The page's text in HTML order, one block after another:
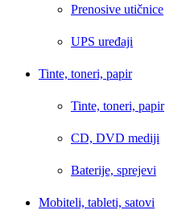
Prenosive utičnice
UPS uređaji
Tinte, toneri, papir
Tinte, toneri, papir
CD, DVD mediji
Baterije, sprejevi
Mobiteli, tableti, satovi